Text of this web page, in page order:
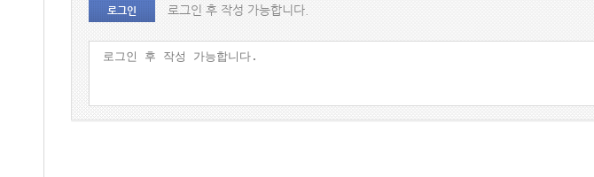
로그인
로그인 후 작성 가능합니다.